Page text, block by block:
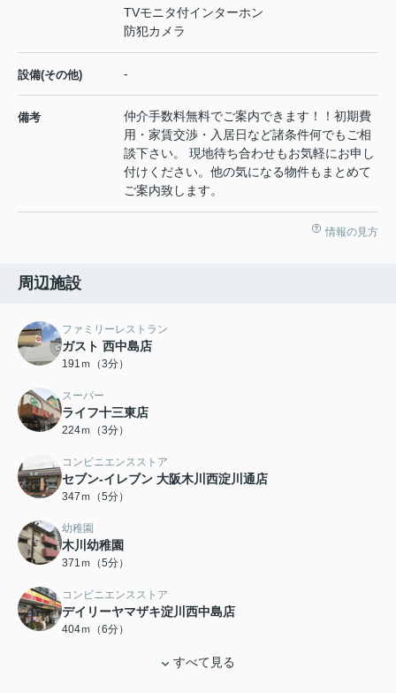
TVモニタ付インターホン
防犯カメラ
設備(その他) -
備考
仲介手数料無料でご案内できます！！初期費
用・家賃交渉・入居日など諸条件何でもご相
談下さい。 現地待ち合わせもお気軽にお申し
付けください。他の気になる物件もまとめて
ご案内致します。
情報の見方
周辺施設
ファミリーレストラン
ガスト 西中島店
191ｍ（3分）
スーパー
ライフ十三東店
224ｍ（3分）
コンビニエンスストア
セブン-イレブン 大阪木川西淀川通店
347ｍ（5分）
幼稚園
木川幼稚園
371ｍ（5分）
コンビニエンスストア
デイリーヤマザキ淀川西中島店
404ｍ（6分）
すべて見る